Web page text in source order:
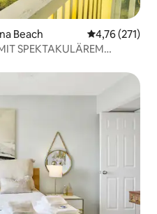
Beach
4,76 (271)
SPEKTAKULÄREM